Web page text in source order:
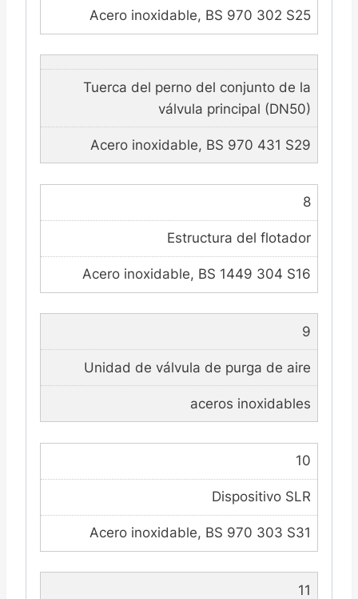
Acero inoxidable, BS 970 302 S25
Tuerca del perno del conjunto de la
válvula principal (DN50)
Acero inoxidable, BS 970 431 S29
8
Estructura del flotador
Acero inoxidable, BS 1449 304 S16
9
Unidad de válvula de purga de aire
aceros inoxidables
10
Dispositivo SLR
Acero inoxidable, BS 970 303 S31
11